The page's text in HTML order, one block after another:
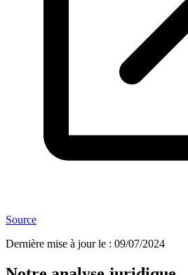
Source
Dernière mise à jour le : 09/07/2024